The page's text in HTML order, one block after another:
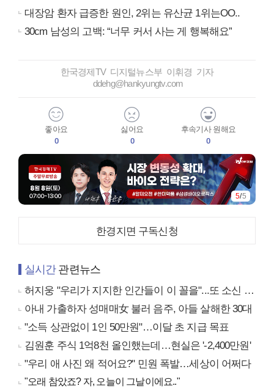
대장암 환자 급증한 원인, 2위는 유산균 1위는OO..
30cm 남성의 고백: “너무 커서 사는 게 행복해요”
한국경제TV 디지털뉴스부 이휘경 기자
ddehg@hankyungtv.com
좋아요
0
싫어요
0
후속기사 원해요
0
1/5
한경지면 구독신청
실시간관련뉴스
허지웅 "우리가 지지한 인간들이 이 꼴을"...또 소신 발언
아내 가출하자 성매매女 불러 음주, 아들 살해한 30대
"소득 상관없이 1인 50만원"…이달 초 지급 목표
김원훈 주식 1억8천 올인했는데…현실은 '-2,400만원'
"우리 애 사진 왜 적어요?" 민원 폭발…세상이 어쩌다
"오래 참았죠? 자, 오늘이 그날이에요.."